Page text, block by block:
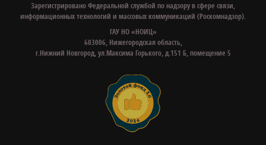
Зарегистрировано Федеральной службой по надзору в сфере связи,
информационных технологий и массовых коммуникаций (Роскомнадзор).
ГАУ НО «НОИЦ»
603006, Нижегородская область,
г.Нижний Новгород, ул.Максима Горького, д.151 Б, помещение 5